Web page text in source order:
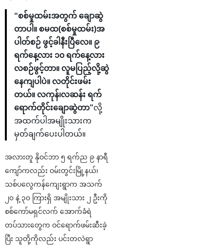
“စစ်မှုထမ်းအတွက် ချောဆွဲ
တာပါ။ စမထ(စစ်မှုထမ်း)အ
ပါတ်စဉ် ဖွင့်ခါနီးပြီလေ။ ၉
ရက်နေ့လား ၁၀ ရက်နေ့လား
လစဉ်ဖွင့်တာ။ လူမပြည့်လို့ဆွဲ
နေကျပါပဲ။ လတိုင်းဖမ်း
တယ်။ လကုန်၊လဆန်း ရက်
ရောက်တိုင်းချောဆွဲတာ”လို့
အထက်ပါအမျိုးသားက
မှတ်ချက်ပေးပါတယ်။
အလားတူ နိုဝင်ဘာ ၅ ရက်ည ၉ နာရီ
ကျော်ကလည်း ဝမ်းတွင်းမြို့နယ်၊
သစ်ပလွေကန်ကျေးရွာက အသက်
၂၀ နဲ့ ၃၀ ကြားရှိ အမျိုးသား ၂ ဦးကို
စစ်ကော်မရှင်လက် အောက်ခံရဲ
တပ်သားတွေက ဝင်ရောက်ဖမ်းဆီးခဲ့
ပြီး သူတို့ကိုလည်း ပင်းတလဲရွာ